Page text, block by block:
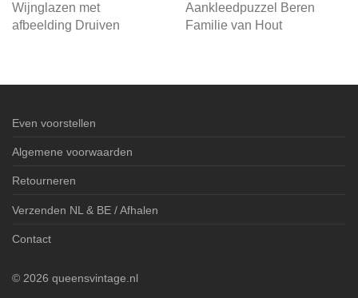
Wijnglazen met
afbeelding Druiven
Aankleedpuzzel Beren
Familie van Hout
Even voorstellen
Algemene voorwaarden
Retourneren
Verzenden NL & BE / Afhalen
Contact
© 2026 queensvintage.nl